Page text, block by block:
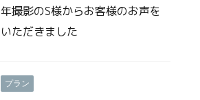
年撮影のS様からお客様のお声を
いただきました
プラン